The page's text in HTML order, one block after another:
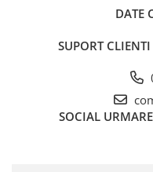
Colectoare si
Teava incalzire in
Purificatoare de aer
Radiatoare
DATE
SUPORT CLIENTI
SOCIAL